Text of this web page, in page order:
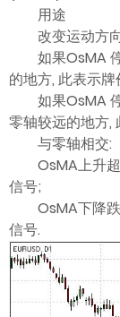
日本語
Tiếng việt
ไทย
用途
改变运动方
如果OsMA
的地方, 此表示
如果OsMA
零轴较远的地方,
与零轴相交:
OsMA上升
信号;
OsMA下降
信号.